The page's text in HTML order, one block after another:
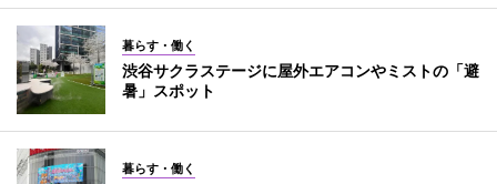
暮らす・働く
渋谷サクラステージに屋外エアコンやミストの「避
暑」スポット
暮らす・働く